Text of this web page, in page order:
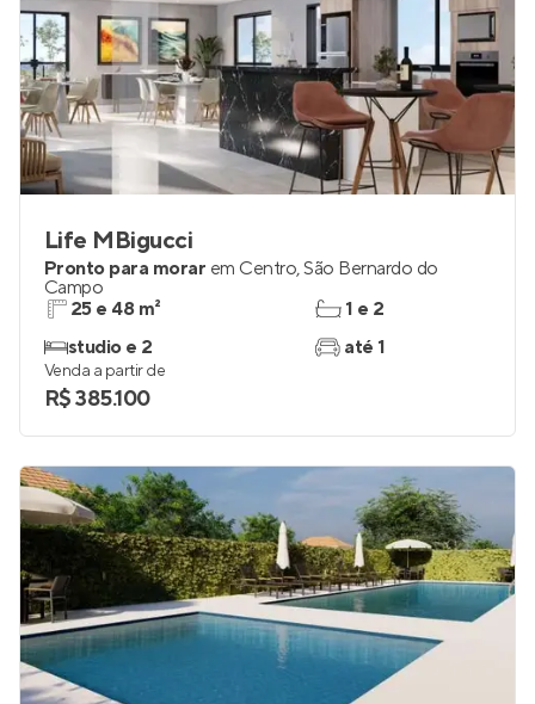
Life MBigucci
Pronto para morar em Centro,São Bernardo do
Campo
25 e 48 m²
studio e 2
1 e 2
até 1
Venda a partir de
R$ 385.100